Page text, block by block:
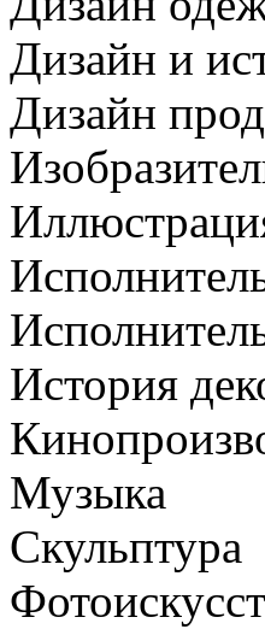
Дизайн и
Дизайн
История
Музыка
Скульптура